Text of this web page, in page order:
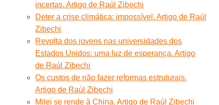
incertas. Artigo de Raúl Zibechi
Deter a crise climática: impossível. Artigo de Raúl
Zibechi
Revolta dos jovens nas universidades dos
Estados Unidos: uma luz de esperança. Artigo
de Raúl Zibechi
Os custos de não fazer reformas estruturais.
Artigo de Raúl Zibechi
Milei se rende à China. Artigo de Raúl Zibechi